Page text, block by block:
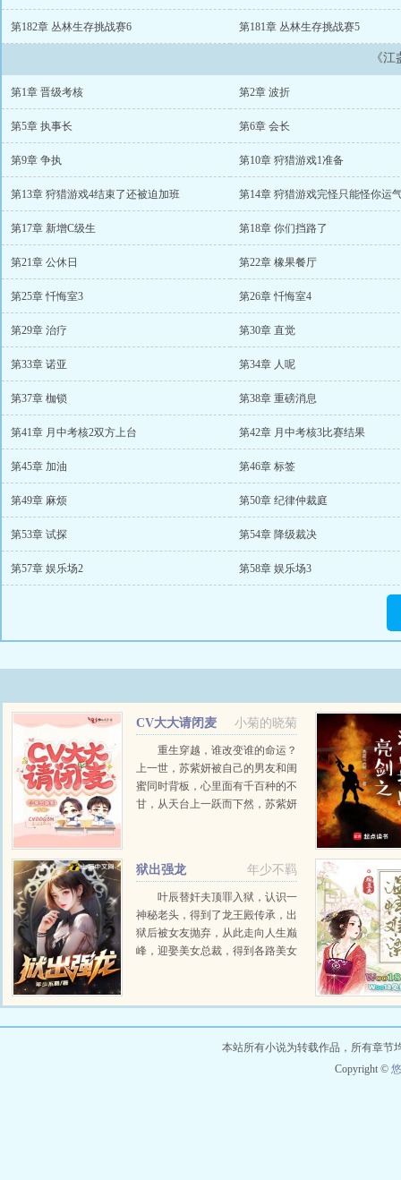
第182章 丛林生存挑战赛6 第181章 丛林生存挑战赛5
《
第1章 晋级考核 第2章 波折
第5章 执事长 第6章 会长
第9章 争执 第10章 狩猎游戏1准备
第13章 狩猎游戏4结束了还被迫加班 第14章 狩猎游戏完怪只能怪你运
第17章 新增C级生 第18章 你们挡路了
第21章 公休日 第22章 橡果餐厅
第25章 忏悔室3 第26章 忏悔室4
第29章 治疗 第30章 直觉
第33章 诺亚 第34章 人呢
第37章 枷锁 第38章 重磅消息
第41章 月中考核2双方上台 第42章 月中考核3比赛结果
第45章 加油 第46章 标签
第49章 麻烦 第50章 纪律仲裁庭
第53章 试探 第54章 降级裁决
第57章 娱乐场2 第58章 娱乐场3
小菊的晓菊
CV大大请闭麦
重生穿越，谁改变谁的命运？
上一世，苏紫妍被自己的男友和闺
蜜同时背板，心里面有千百种的不
甘，从天台上一跃而下然，苏紫妍
年少不羁
狱出强龙
叶辰替奸夫顶罪入狱，认识一
神秘老头，得到了龙王殿传承，出
狱后被女友抛弃，从此走向人生巅
峰，迎娶美女总裁，得到各路美女
本站所有小说为转载作品，所有章节
Copyright ©